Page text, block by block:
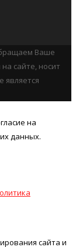
Ваше
сайте, носит
является
на
данных.
сайта и